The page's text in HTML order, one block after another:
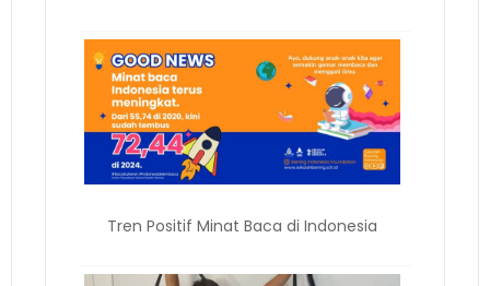
Tren Positif Minat Baca di Indonesia